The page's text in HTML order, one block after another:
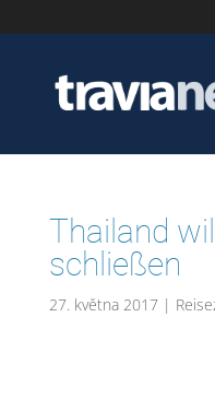
Thailand
schließen
27. května 2017|